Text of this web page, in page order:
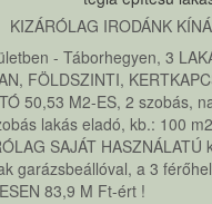
KIZÁRÓLAG IRODÁNK
- Táborhegyen, 3
FÖLDSZINTI,
50,53 M2-ES, 2 szobás,
lakás eladó, kb.: 100
SAJÁT HASZNÁLATÚ
garázsbeállóval, a 3
83,9 M Ft-ért !